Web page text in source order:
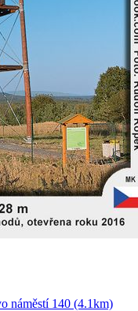
náměstí 140 (4.1km)